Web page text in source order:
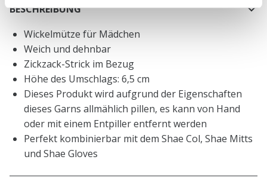
BESCHREIBUNG
Wickelmütze für Mädchen
Weich und dehnbar
Zickzack-Strick im Bezug
Höhe des Umschlags: 6,5 cm
Dieses Produkt wird aufgrund der Eigenschaften
dieses Garns allmählich pillen, es kann von Hand
oder mit einem Entpiller entfernt werden
Perfekt kombinierbar mit dem Shae Col, Shae Mitts
und Shae Gloves